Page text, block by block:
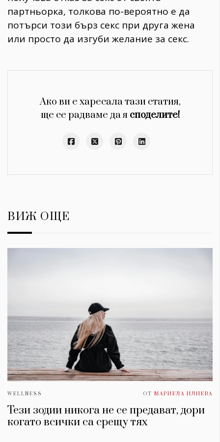
партньорка, толкова по-вероятно е да
потърси този бърз секс при друга жена
или просто да изгуби желание за секс.
Ако ви е харесала тази статия,
ще се радваме да я споделите!
ВИЖ ОЩЕ
WELLNESS ОТ МАРИЕЛА ИЛИЕВА
Тези зодии никога не се предават, дори
когато всички са срещу тях